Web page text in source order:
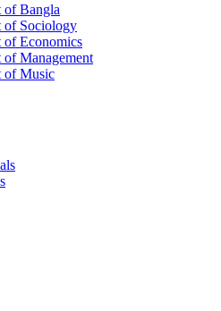
of Bangla
of Sociology
of Economics
of Management
of Music